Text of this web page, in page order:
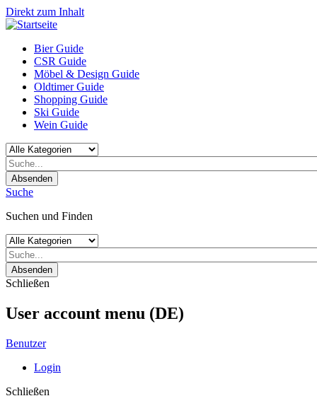
Direkt zum Inhalt
Bier Guide
CSR Guide
Möbel & Design Guide
Oldtimer Guide
Shopping Guide
Ski Guide
Wein Guide
Absenden
Suche
Suchen und Finden
Absenden
Schließen
User account menu (DE)
Benutzer
Login
Schließen